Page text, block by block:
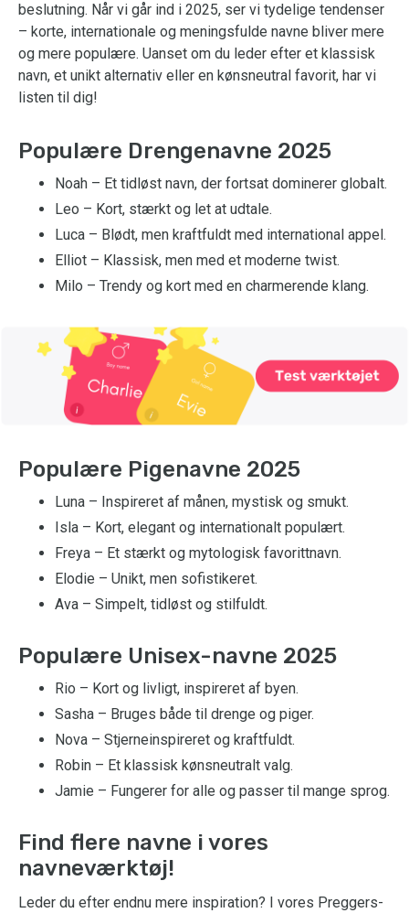
beslutning. Når vi går ind i 2025, ser vi tydelige tendenser
– korte, internationale og meningsfulde navne bliver mere
og mere populære. Uanset om du leder efter et klassisk
navn, et unikt alternativ eller en kønsneutral favorit, har vi
listen til dig!
Populære Drengenavne 2025
Noah – Et tidløst navn, der fortsat dominerer globalt.
Leo – Kort, stærkt og let at udtale.
Luca – Blødt, men kraftfuldt med international appel.
Elliot – Klassisk, men med et moderne twist.
Milo – Trendy og kort med en charmerende klang.
Populære Pigenavne 2025
Luna – Inspireret af månen, mystisk og smukt.
Isla – Kort, elegant og internationalt populært.
Freya – Et stærkt og mytologisk favorittnavn.
Elodie – Unikt, men sofistikeret.
Ava – Simpelt, tidløst og stilfuldt.
Populære Unisex-navne 2025
Rio – Kort og livligt, inspireret af byen.
Sasha – Bruges både til drenge og piger.
Nova – Stjerneinspireret og kraftfuldt.
Robin – Et klassisk kønsneutralt valg.
Jamie – Fungerer for alle og passer til mange sprog.
Find flere navne i vores
navneværktøj!
Leder du efter endnu mere inspiration? I vores Preggers-